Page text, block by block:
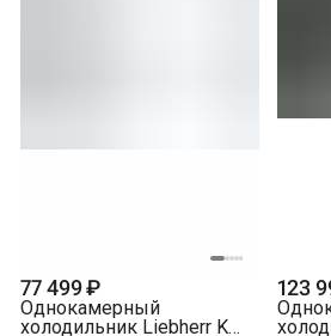
77 499 ₽
Однокамерный
холодильник Liebherr K
123